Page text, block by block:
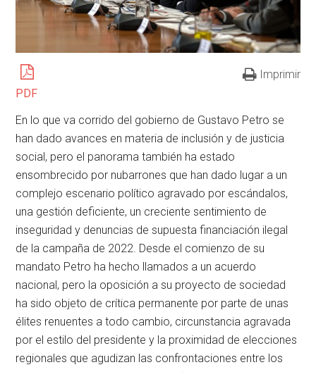
PDF
Imprimir
En lo que va corrido del gobierno de Gustavo Petro se
han dado avances en materia de inclusión y de justicia
social, pero el panorama también ha estado
ensombrecido por nubarrones que han dado lugar a un
complejo escenario político agravado por escándalos,
una gestión deficiente, un creciente sentimiento de
inseguridad y denuncias de supuesta financiación ilegal
de la campaña de 2022. Desde el comienzo de su
mandato Petro ha hecho llamados a un acuerdo
nacional, pero la oposición a su proyecto de sociedad
ha sido objeto de crítica permanente por parte de unas
élites renuentes a todo cambio, circunstancia agravada
por el estilo del presidente y la proximidad de elecciones
regionales que agudizan las confrontaciones entre los